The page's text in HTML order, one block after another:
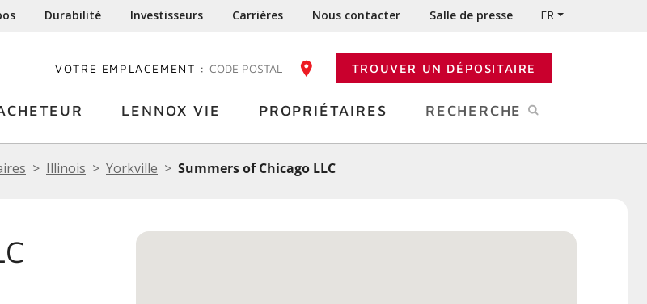
Durabilité Investisseurs Carrières Nous contacter Salle de presse FR
VOTRE EMPLACEMENT : ENTREZ VOTRE CODE POSTALTROUVER UN DÉPOSITAIRE
LENNOX VIE PROPRIÉTAIRES RECHERCHE
Illinois Yorkville Summers of Chicago LLC